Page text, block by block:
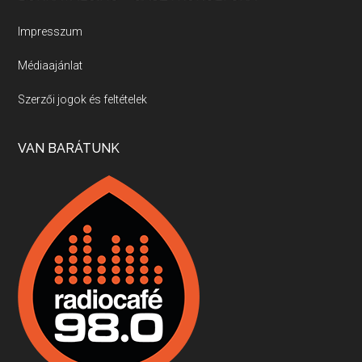
Villány, kékfrankos, Jackfall
Apr 17, 2026 • 00:35:38
Boston, teadélután, bab és homár
Apr 9, 2026 • 00:37:17
Fermentáljunk, a testünk meghálálja!
Apr 3, 2026 • 00:36:07
Impresszum
Médiaajánlat
Szerzői jogok és feltételek
VAN BARÁTUNK